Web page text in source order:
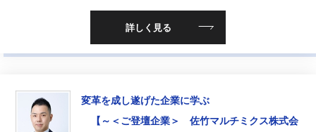
詳しく見る
変革を成し遂げた企業に学ぶ
【～＜ご登壇企業＞ 佐竹マルチミクス株式会